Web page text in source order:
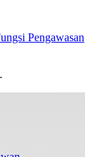
Pengawasan